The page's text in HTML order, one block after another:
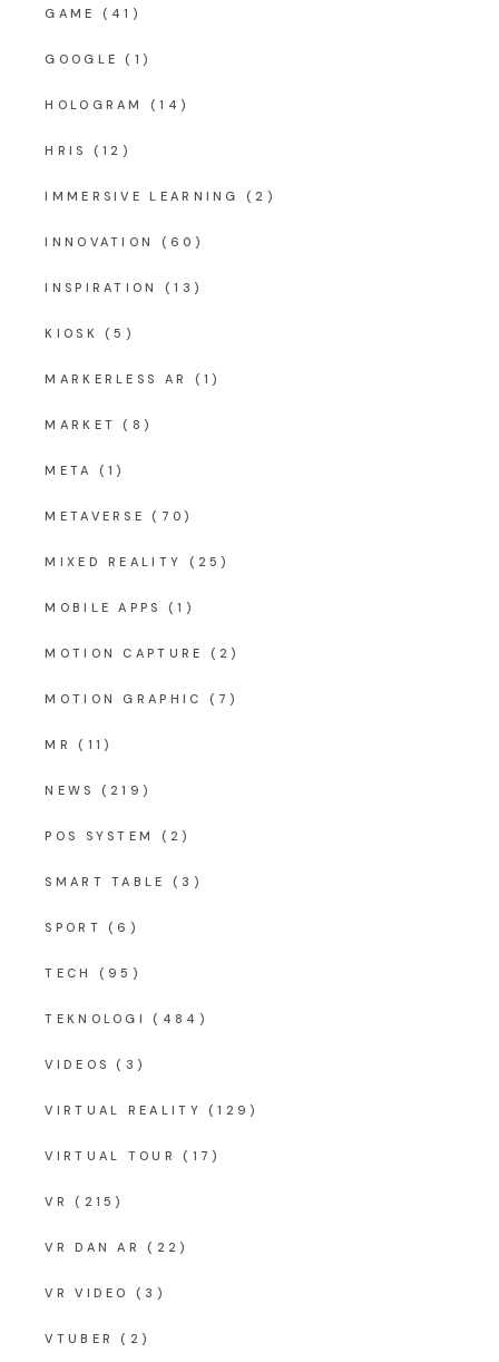
GAME (41)
GOOGLE (1)
HOLOGRAM (14)
HRIS (12)
IMMERSIVE LEARNING (2)
INNOVATION (60)
INSPIRATION (13)
KIOSK (5)
MARKERLESS AR (1)
MARKET (8)
META (1)
METAVERSE (70)
MIXED REALITY (25)
MOBILE APPS (1)
MOTION CAPTURE (2)
MOTION GRAPHIC (7)
MR (11)
NEWS (219)
POS SYSTEM (2)
SMART TABLE (3)
SPORT (6)
TECH (95)
TEKNOLOGI (484)
VIDEOS (3)
VIRTUAL REALITY (129)
VIRTUAL TOUR (17)
VR (215)
VR DAN AR (22)
VR VIDEO (3)
VTUBER (2)